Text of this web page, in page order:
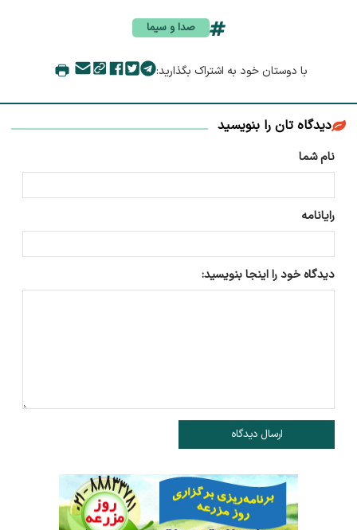
صدا و سیما
با دوستان خود به اشتراک بگذارید:
دیدگاه تان را بنویسید
نام شما
رایانامه
دیدگاه خود را اینجا بنویسید:
ارسال دیدگاه